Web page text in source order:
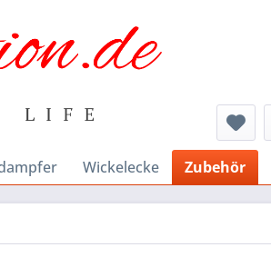
Wickelecke Zubehör